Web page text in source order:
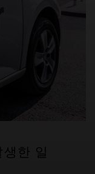
한 일